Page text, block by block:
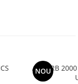
NOU
ABZORB 2000